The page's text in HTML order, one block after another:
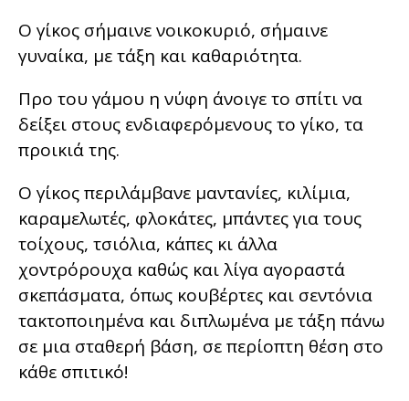
Ο γίκος σήμαινε νοικοκυριό, σήμαινε
γυναίκα, με τάξη και καθαριότητα.
Προ του γάμου η νύφη άνοιγε το σπίτι να
δείξει στους ενδιαφερόμενους το γίκο, τα
προικιά της.
Ο γίκος περιλάμβανε μαντανίες, κιλίμια,
καραμελωτές, φλοκάτες, μπάντες για τους
τοίχους, τσιόλια, κάπες κι άλλα
χοντρόρουχα καθώς και λίγα αγοραστά
σκεπάσματα, όπως κουβέρτες και σεντόνια
τακτοποιημένα και διπλωμένα με τάξη πάνω
σε μια σταθερή βάση, σε περίοπτη θέση στο
κάθε σπιτικό!